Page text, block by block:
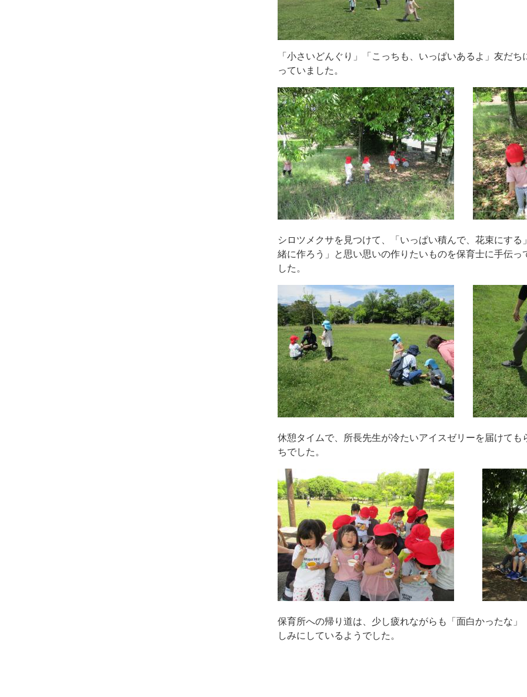
「小さいどんぐり」「こっちも、いっぱいあるよ」友だ
っていました。
シロツメクサを見つけて、「いっぱい積んで、花束にす
緒に作ろう」と思い思いの作りたいものを保育士に手伝
した。
休憩タイムで、所長先生が冷たいアイスゼリーを届けて
ちでした。
保育所への帰り道は、少し疲れながらも「面白かったな
しみにしているようでした。